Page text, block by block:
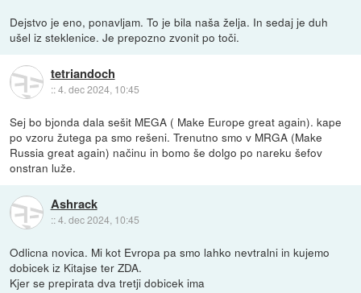
Dejstvo je eno, ponavljam. To je bila naša želja. In sedaj je duh
ušel iz steklenice. Je prepozno zvonit po toči.
tetriandoch
::4. dec 2024, 10:45
Sej bo bjonda dala sešit MEGA ( Make Europe great again). kape
po vzoru žutega pa smo rešeni. Trenutno smo v MRGA (Make
Russia great again) načinu in bomo še dolgo po nareku šefov
onstran luže.
Ashrack
::4. dec 2024, 10:45
Odlicna novica. Mi kot Evropa pa smo lahko nevtralni in kujemo
dobicek iz Kitajse ter ZDA.
Kjer se prepirata dva tretji dobicek ima